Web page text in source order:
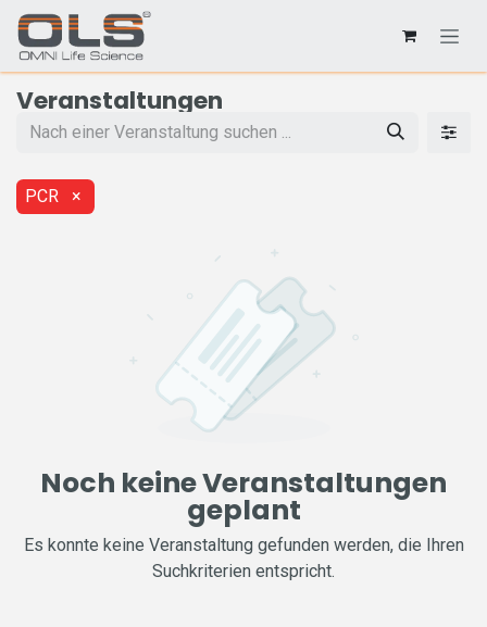
Veranstaltungen
PCR ×
Noch keine Veranstaltungen
geplant
Es konnte keine Veranstaltung gefunden werden, die Ihren
Suchkriterien entspricht.